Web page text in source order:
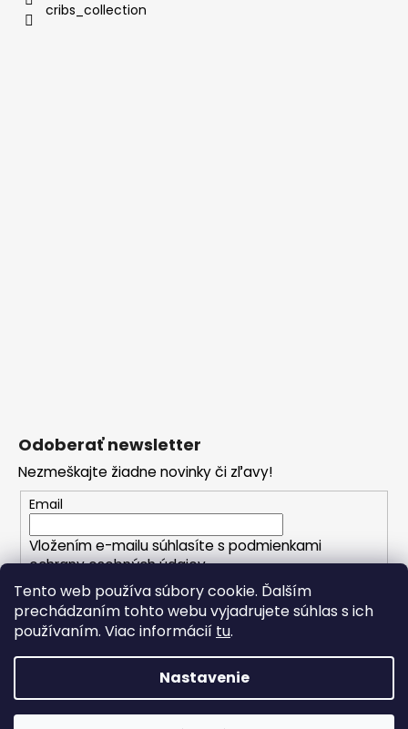
Tento web používa súbory cookie. Ďalším
prechádzaním tohto webu vyjadrujete súhlas s ich
používaním. Viac informácií tu.
Nastavenie
cribs_collection
Odoberať newsletter
Nezmeškajte žiadne novinky či zľavy!
Email
Vložením e-mailu súhlasíte spodmienkami
ochrany osobných údajov
PRIHLÁSIŤ SA
Copyright 2026CRIBS.sk - váš módny butik. Všetky